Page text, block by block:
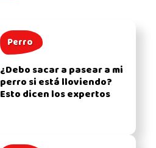
Perro
¿Debo sacar a pasear a mi
perro si está lloviendo?
Esto dicen los expertos